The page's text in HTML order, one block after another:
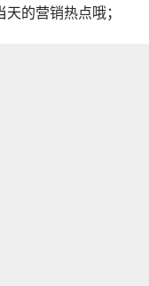
的营销热点哦；